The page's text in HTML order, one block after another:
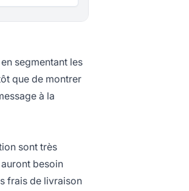
segmentant les
que de montrer
à la
sont très
besoin
frais de livraison